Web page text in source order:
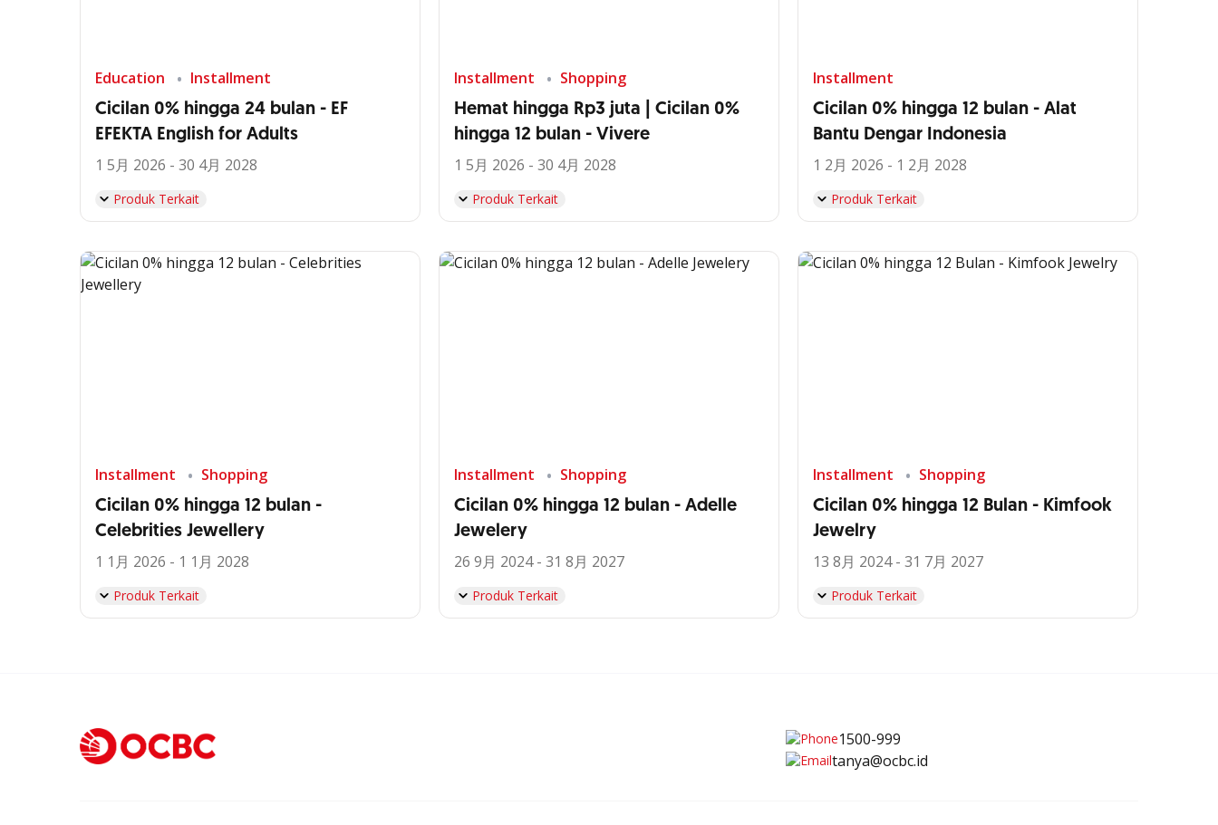
Education Installment
Cicilan 0% hingga 24 bulan - EF
EFEKTA English for Adults
1 5月 2026 - 30 4月 2028
Produk Terkait
Installment Shopping
Hemat hingga Rp3 juta | Cicilan 0%
hingga 12 bulan - Vivere
1 5月 2026 - 30 4月 2028
Produk Terkait
Installment
Cicilan 0% hingga 12 bulan - Alat
Bantu Dengar Indonesia
1 2月 2026 - 1 2月 2028
Produk Terkait
Installment Shopping
Cicilan 0% hingga 12 bulan -
Celebrities Jewellery
1 1月 2026 - 1 1月 2028
Produk Terkait
Installment Shopping
Cicilan 0% hingga 12 bulan - Adelle
Jewelery
26 9月 2024 - 31 8月 2027
Produk Terkait
Installment Shopping
Cicilan 0% hingga 12 Bulan - Kimfook
Jewelry
13 8月 2024 - 31 7月 2027
Produk Terkait
1500-999
tanya@ocbc.id